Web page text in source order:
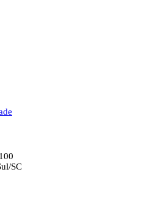
SC